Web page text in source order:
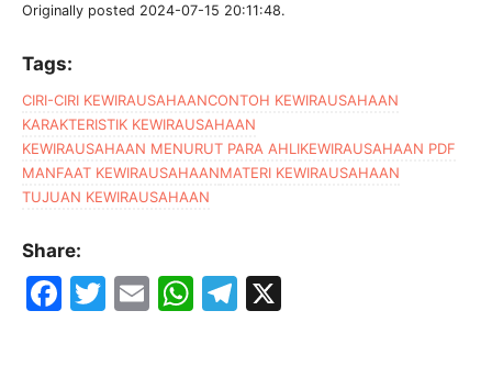
Originally posted 2024-07-15 20:11:48.
Tags:
CIRI-CIRI KEWIRAUSAHAANCONTOH KEWIRAUSAHAAN
KARAKTERISTIK KEWIRAUSAHAAN
KEWIRAUSAHAAN MENURUT PARA AHLIKEWIRAUSAHAAN PDF
MANFAAT KEWIRAUSAHAANMATERI KEWIRAUSAHAAN
TUJUAN KEWIRAUSAHAAN
Share:
F
T
E
W T